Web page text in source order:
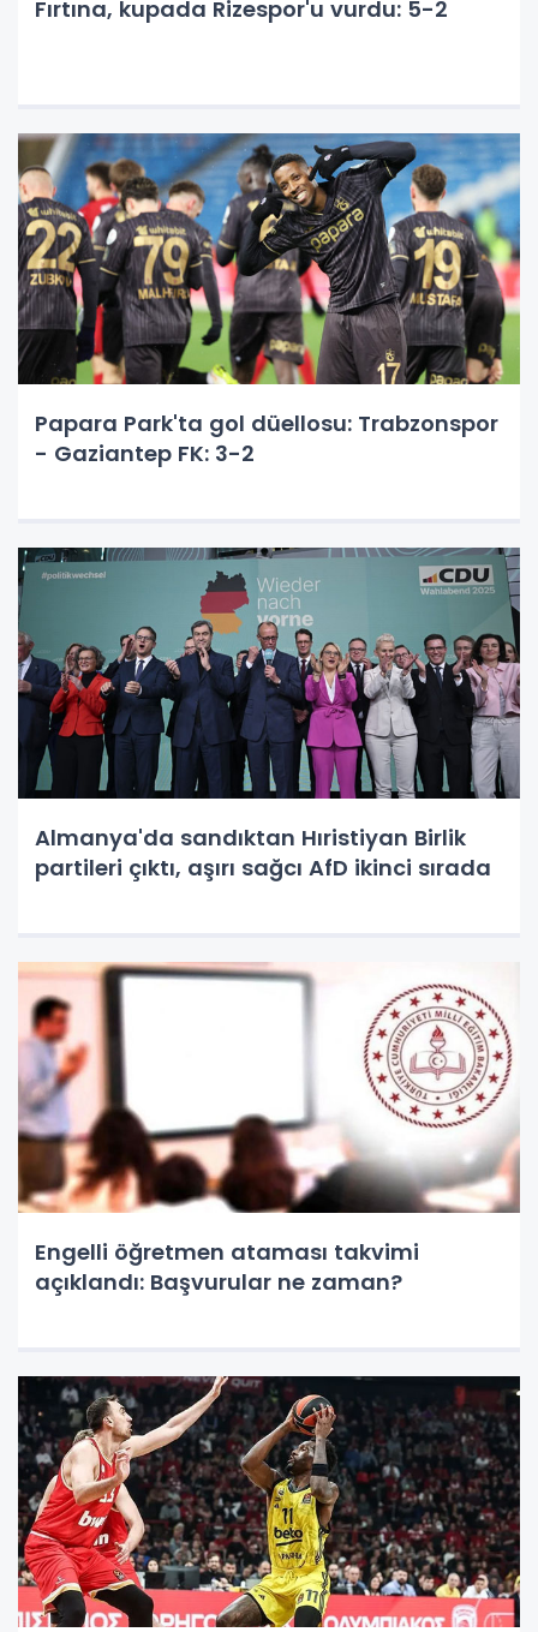
Fırtına, kupada Rizespor'u vurdu: 5-2
Papara Park'ta gol düellosu: Trabzonspor
- Gaziantep FK: 3-2
Almanya'da sandıktan Hıristiyan Birlik
partileri çıktı, aşırı sağcı AfD ikinci sırada
Engelli öğretmen ataması takvimi
açıklandı: Başvurular ne zaman?